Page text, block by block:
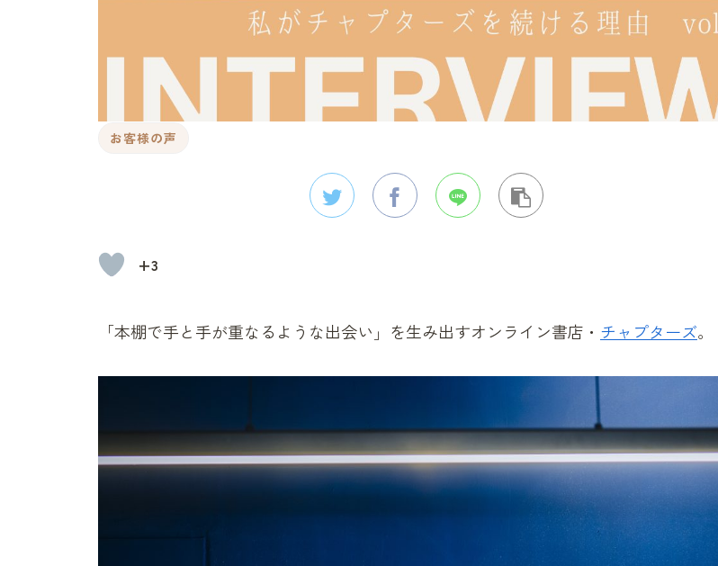
お客様の声
+3
「本棚で手と手が重なるような出会い」を生み出すオンライン書店・ チャプターズ。